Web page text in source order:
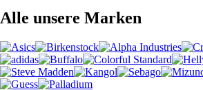
Alle unsere Marken